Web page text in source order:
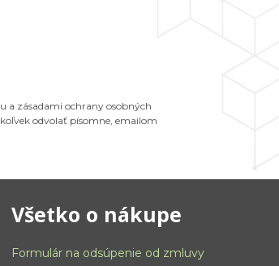
a zásadami ochrany osobných
odvolať písomne, emailom
Všetko o nákupe
Formulár na odsúpenie od zmluvy